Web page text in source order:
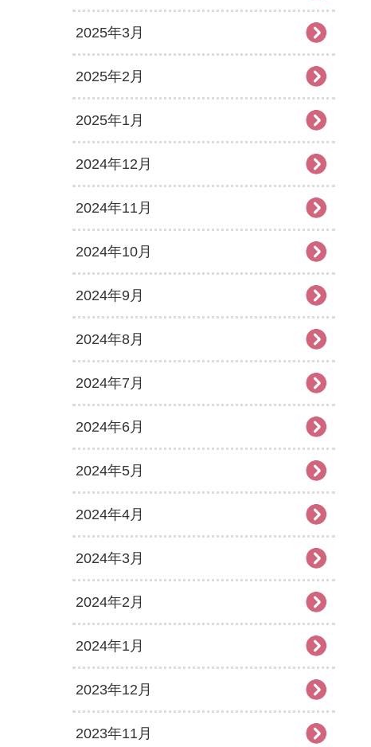
2025年3月
2025年2月
2025年1月
2024年12月
2024年11月
2024年10月
2024年9月
2024年8月
2024年7月
2024年6月
2024年5月
2024年4月
2024年3月
2024年2月
2024年1月
2023年12月
2023年11月